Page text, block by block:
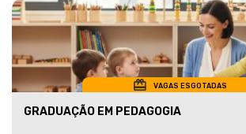
VAGAS ESGOTADAS
GRADUAÇÃO EM PEDAGOGIA